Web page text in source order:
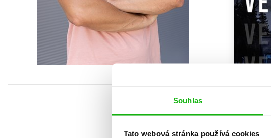
Souhlas
Tato webová stránka používá cookies
Všechny tituly